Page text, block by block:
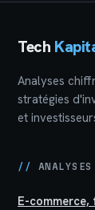
Tech
Analyses
stratégies
et
// ANALYSES
E-